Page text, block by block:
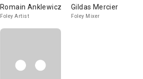
Romain Anklewicz
Foley Artist
Gildas Mercier
Foley Mixer